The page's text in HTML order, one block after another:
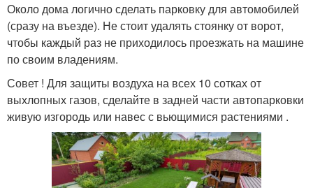
Около дома логично сделать парковку для автомобилей
(сразу на въезде). Не стоит удалять стоянку от ворот,
чтобы каждый раз не приходилось проезжать на машине
по своим владениям.
Совет ! Для защиты воздуха на всех 10 сотках от
выхлопных газов, сделайте в задней части автопарковки
живую изгородь или навес с вьющимися растениями .